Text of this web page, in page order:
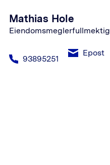
Mathias Hole
Eiendomsmeglerfullmektig
93895251
Epost